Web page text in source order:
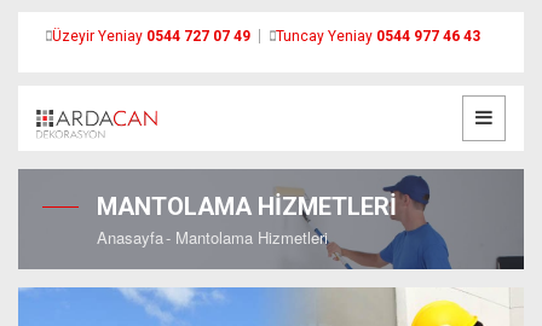
Üzeyir Yeniay 0544 727 07 49 Tuncay Yeniay 0544 977 46 43
MANTOLAMA HİZMETLERİ
Anasayfa Mantolama Hizmetleri